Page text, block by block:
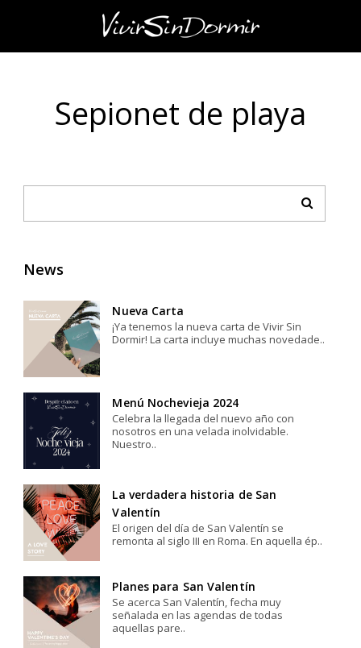
Sepionet de playa
News
Nueva Carta
¡Ya tenemos la nueva carta de Vivir Sin
Dormir! La carta incluye muchas novedade..
Menú Nochevieja 2024
Celebra la llegada del nuevo año con
nosotros en una velada inolvidable.
Nuestro..
La verdadera historia de San
Valentín
El origen del día de San Valentín se
remonta al siglo III en Roma. En aquella ép..
Planes para San Valentín
Se acerca San Valentín, fecha muy
señalada en las agendas de todas
aquellas pare..